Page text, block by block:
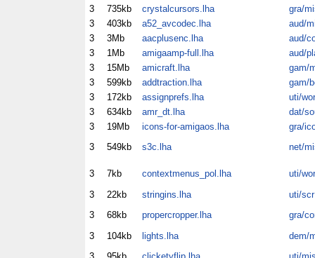
3
735kb crystalcursors.lha
gra/
3
403kb a52_avcodec.lha
aud/
3
3Mb aacplusenc.lha
aud/
3
1Mb amigaamp-full.lha
aud/
3
15Mb amicraft.lha
gam/
3
599kb addtraction.lha
gam/
3
172kb assignprefs.lha
uti/wor
3
634kb amr_dt.lha
dat/
3
19Mb icons-for-amigaos.lha
gra/
3
549kb s3c.lha net/
3 7kb contextmenus_pol.lha
uti/wor
3
22kb stringins.lha
uti/scr
3
68kb propercropper.lha
gra/
3
104kb lights.lha
dem/